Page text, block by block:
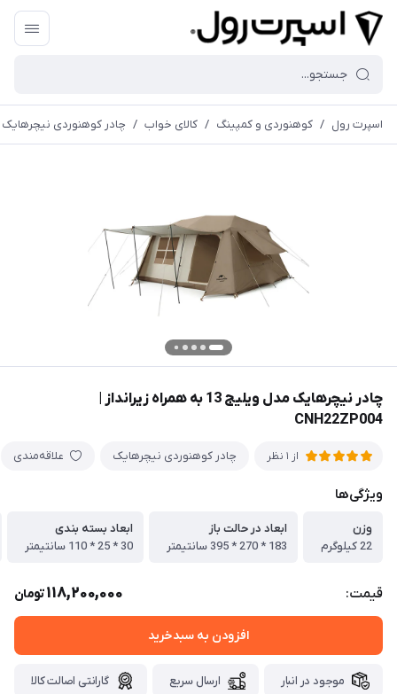
اسپرت رول / کوهنوردی و کمپینگ / کالای خواب / چادر کوهنوردی نیچرهایک
چادر نیچرهایک مدل ویلیج 13 به همراه زیرانداز |
CNH22ZP004
از 1 نظر چادر کوهنوردی نیچرهایک علاقه‌مندی
ویژگی‌ها
وزن
22 كيلوگرم
ابعاد در حالت باز
183 * 270 * 395 سانتيمتر
ابعاد بسته بندی
30 * 25 * 110 سانتيمتر
قیمت: 118,200,000تومان
افزودن به سبدخرید
موجود در انبار ارسال سریع گارانتی اصالت کالا